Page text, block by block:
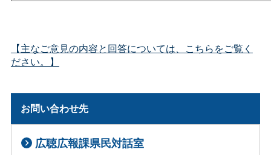
【主なご意見の内容と回答については、こちらをご覧く
ださい。】
お問い合わせ先
広聴広報課県民対話室